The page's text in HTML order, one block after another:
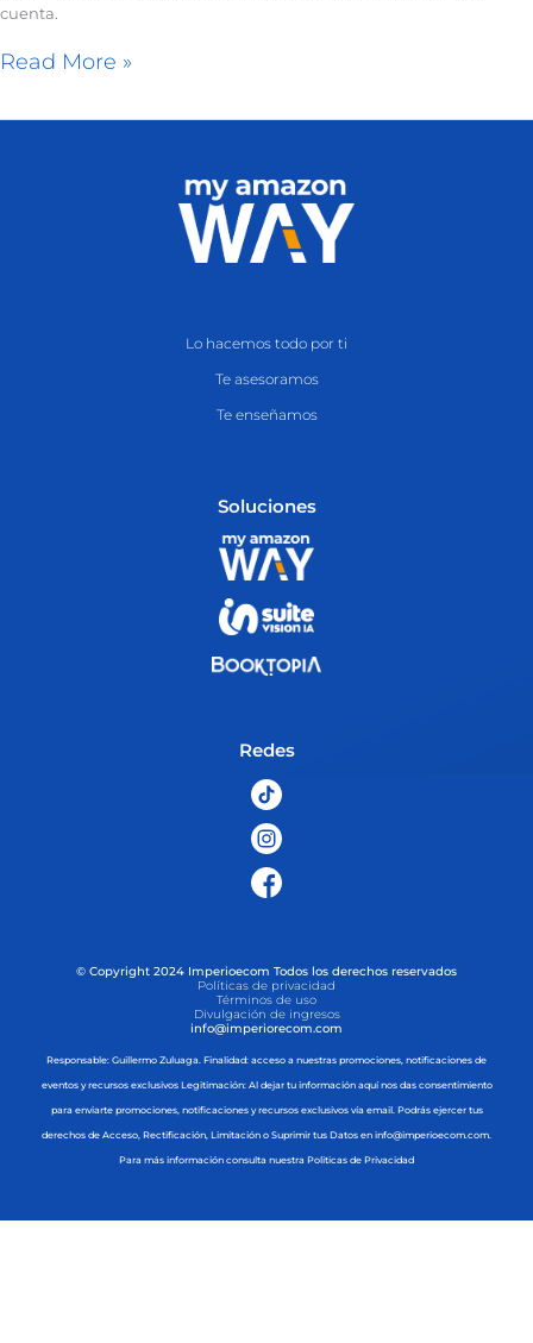
cuenta.
Read More »
Lo hacemos todo por ti
Te asesoramos
Te enseñamos
Soluciones
Redes
© Copyright 2024 Imperioecom Todos los derechos reservados
Políticas de privacidad
Términos de uso
Divulgación de ingresos
info@imperiorecom.com
Responsable: Guillermo Zuluaga. Finalidad: acceso a nuestras promociones, notificaciones de
eventos y recursos exclusivos Legitimación: Al dejar tu información aquí nos das consentimiento
para enviarte promociones, notificaciones y recursos exclusivos vía email. Podrás ejercer tus
derechos de Acceso, Rectificación, Limitación o Suprimir tus Datos en info@imperioecom.com.
Para más información consulta nuestra Politicas de Privacidad